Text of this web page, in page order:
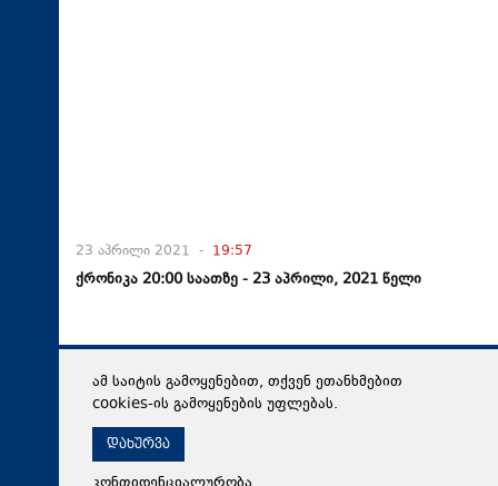
23 აპრილი 2021 - 19:57
ქრონიკა 20:00 საათზე - 23 აპრილი, 2021 წელი
ამ საიტის გამოყენებით, თქვენ ეთანხმებით
cookies-ის გამოყენების უფლებას.
დახურვა